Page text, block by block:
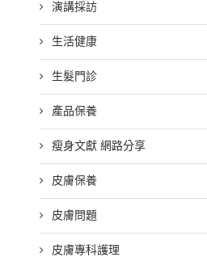
演講採訪
生活健康
生髮門診
產品保養
瘦身文獻 網路分享
皮膚保養
皮膚問題
皮膚專科護理